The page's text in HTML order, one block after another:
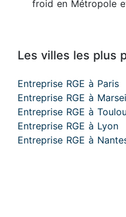
froid en Métropole
Les villes les plus
Entreprise RGE à Paris
Entreprise RGE à
Entreprise RGE à
Entreprise RGE à Lyon
Entreprise RGE à